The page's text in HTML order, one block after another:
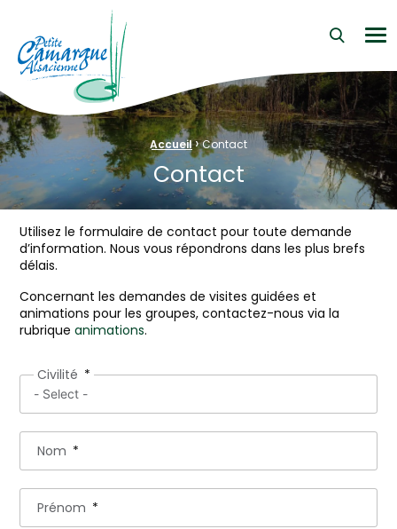
La Petite Camargue Alsacienne Réserve Naturelle au
Fil d'Ariane : Accueil›Contact
Contact
Utilisez le formulaire de contact pour toute demande
d’information. Nous vous répondrons dans les plus brefs
délais.
Concernant les demandes de visites guidées et
animations pour les groupes, contactez-nous via la
rubrique animations.
Civilité
Nom
Prénom